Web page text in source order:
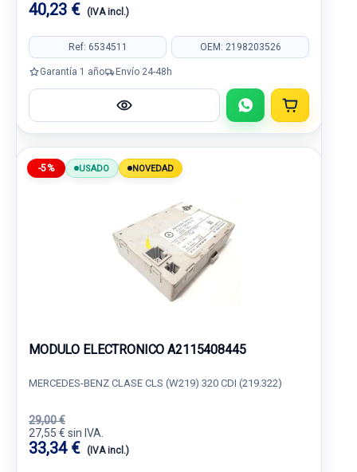
40,23 € (IVA incl.)
Ref: 6534511 OEM: 2198203526
Garantía 1 año Envío 24-48h
-5% USADO NOVEDAD
MODULO ELECTRONICO A2115408445
MERCEDES-BENZ CLASE CLS (W219) 320 CDI (219.322)
29,00 €
27,55 € sin IVA.
33,34 € (IVA incl.)